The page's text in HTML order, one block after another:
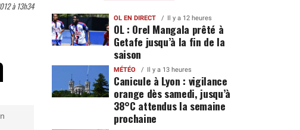
à 13h34
OL EN DIRECT Il y a 12 heures
OL : Orel Mangala prêté à
Getafe jusqu’à la fin de la
saison
MÉTÉO Il y a 13 heures
Canicule à Lyon : vigilance
orange dès samedi, jusqu’à
38°C attendus la semaine
prochaine